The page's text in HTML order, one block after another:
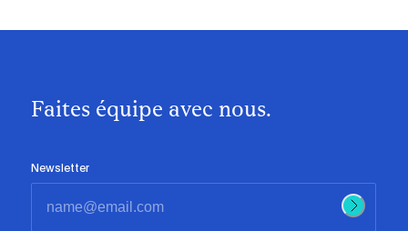
Faites équipe avec nous.
Newsletter